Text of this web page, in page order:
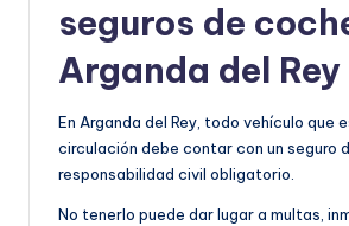
seguros de
Arganda del Rey
En Arganda del Rey, todo vehículo que
circulación debe contar con un seguro
responsabilidad civil obligatorio.
No tenerlo puede dar lugar a multas,